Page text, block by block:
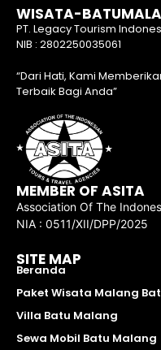
WISATA-
PT. Legacy Tourism
NIB : 2802250035061
“Dari Hati, Kami
Terbaik Bagi Anda”
MEMBER OF ASITA
Association Of The
NIA : 0511/XII/DPP/2025
SITE MAP
Beranda
Paket Wisata Malang
Villa Batu Malang
Sewa Mobil Batu Malang